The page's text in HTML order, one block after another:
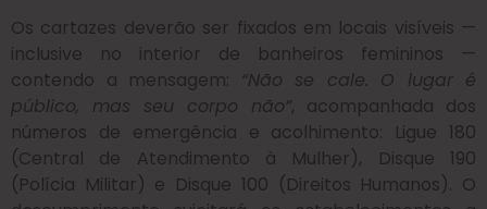
Os cartazes deverão ser fixados em locais visíveis —
inclusive no interior de banheiros femininos —
contendo a mensagem: “Não se cale. O lugar é
público, mas seu corpo não”, acompanhada dos
números de emergência e acolhimento: Ligue 180
(Central de Atendimento à Mulher), Disque 190
(Polícia Militar) e Disque 100 (Direitos Humanos). O